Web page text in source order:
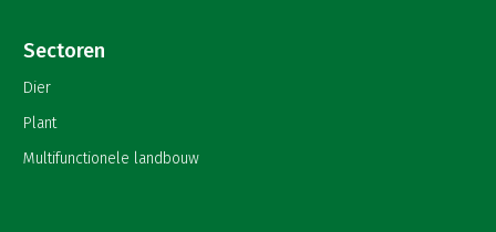
Sectoren
Dier
Plant
Multifunctionele landbouw